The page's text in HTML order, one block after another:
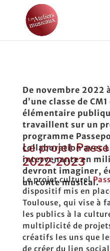
De novembre 2022
d’une classe de
élémentaire
travaillent sur un
programme
collaboration avec
intervenante en
devront imaginer,
un conte musical.
Le projet
2022-2023
Le projet culturel
dispositif mis en
Toulouse, qui vise à
les publics à la
multiplicité de
créatifs les uns que
de créer du lien